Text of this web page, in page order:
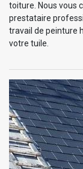
toiture. Nous vous
prestataire
travail de peinture
votre tuile.